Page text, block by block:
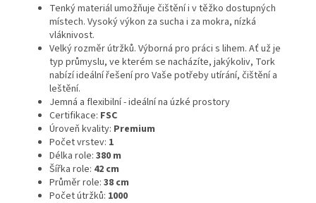
Tenký materiál umožňuje čištění i v těžko dostupných
místech. Vysoký výkon za sucha i za mokra, nízká
vláknivost.
Velký rozměr útržků. Výborná pro práci s lihem. Ať už je
typ průmyslu, ve kterém se nacházíte, jakýkoliv, Tork
nabízí ideální řešení pro Vaše potřeby utírání, čištění a
leštění.
Jemná a flexibilní - ideální na úzké prostory
Certifikace: FSC
Úroveň kvality: Premium
Počet vrstev: 1
Délka role: 380 m
Šířka role: 42 cm
Průměr role: 38 cm
Počet útržků: 1000